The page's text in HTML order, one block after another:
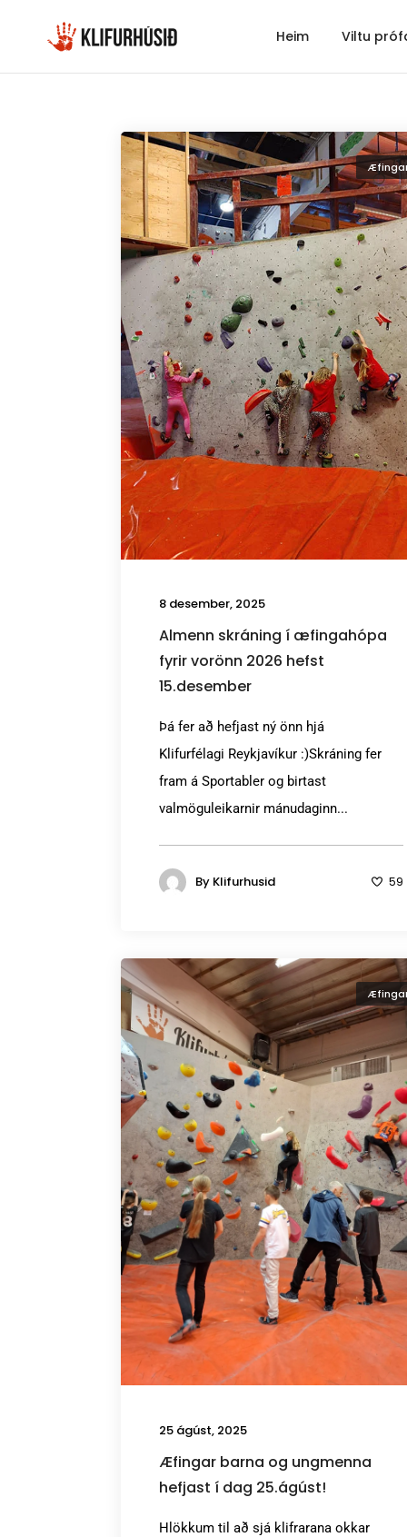
Heim Viltu
8 desember, 2025
Almenn skráning í æfingahópa
fyrir vorönn 2026 hefst
15.desember
Þá fer að hefjast ný önn hjá
Klifurfélagi Reykjavíkur :)Skráning fer
fram á Sportabler og birtast
valmöguleikarnir mánudaginn...
By Klifurhusid 59
25 ágúst, 2025
Æfingar barna og ungmenna
hefjast í dag 25.ágúst!
Hlökkum til að sjá klifrarana okkar